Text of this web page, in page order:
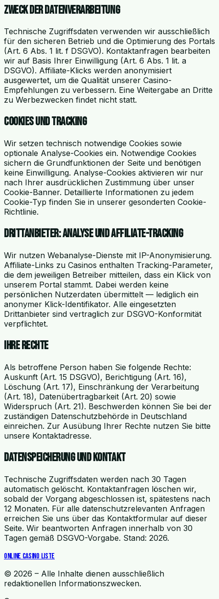
Zweck der Datenverarbeitung
Technische Zugriffsdaten verwenden wir ausschließlich
für den sicheren Betrieb und die Optimierung des Portals
(Art. 6 Abs. 1 lit. f DSGVO). Kontaktanfragen bearbeiten
wir auf Basis Ihrer Einwilligung (Art. 6 Abs. 1 lit. a
DSGVO). Affiliate-Klicks werden anonymisiert
ausgewertet, um die Qualität unserer Casino-
Empfehlungen zu verbessern. Eine Weitergabe an Dritte
zu Werbezwecken findet nicht statt.
Cookies und Tracking
Wir setzen technisch notwendige Cookies sowie
optionale Analyse-Cookies ein. Notwendige Cookies
sichern die Grundfunktionen der Seite und benötigen
keine Einwilligung. Analyse-Cookies aktivieren wir nur
nach Ihrer ausdrücklichen Zustimmung über unser
Cookie-Banner. Detaillierte Informationen zu jedem
Cookie-Typ finden Sie in unserer gesonderten Cookie-
Richtlinie.
Drittanbieter: Analyse und Affiliate-Tracking
Wir nutzen Webanalyse-Dienste mit IP-Anonymisierung.
Affiliate-Links zu Casinos enthalten Tracking-Parameter,
die dem jeweiligen Betreiber mitteilen, dass ein Klick von
unserem Portal stammt. Dabei werden keine
persönlichen Nutzerdaten übermittelt — lediglich ein
anonymer Klick-Identifikator. Alle eingesetzten
Drittanbieter sind vertraglich zur DSGVO-Konformität
verpflichtet.
Ihre Rechte
Als betroffene Person haben Sie folgende Rechte:
Auskunft (Art. 15 DSGVO), Berichtigung (Art. 16),
Löschung (Art. 17), Einschränkung der Verarbeitung
(Art. 18), Datenübertragbarkeit (Art. 20) sowie
Widerspruch (Art. 21). Beschwerden können Sie bei der
zuständigen Datenschutzbehörde in Deutschland
einreichen. Zur Ausübung Ihrer Rechte nutzen Sie bitte
unsere Kontaktadresse.
Datenspeicherung und Kontakt
Technische Zugriffsdaten werden nach 30 Tagen
automatisch gelöscht. Kontaktanfragen löschen wir,
sobald der Vorgang abgeschlossen ist, spätestens nach
12 Monaten. Für alle datenschutzrelevanten Anfragen
erreichen Sie uns über das Kontaktformular auf dieser
Seite. Wir beantworten Anfragen innerhalb von 30
Tagen gemäß DSGVO-Vorgabe. Stand: 2026.
Online Casino Liste
© 2026 – Alle Inhalte dienen ausschließlich
redaktionellen Informationszwecken.